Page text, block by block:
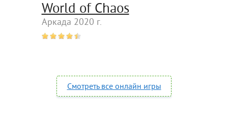
World of Chaos
Аркада 2020 г.
Смотреть все онлайн игры